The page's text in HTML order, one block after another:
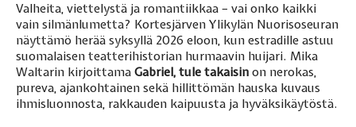
Valheita, viettelystä ja romantiikkaa – vai onko kaikki
vain silmänlumetta? Kortesjärven Ylikylän Nuorisoseuran
näyttämö herää syksyllä 2026 eloon, kun estradille astuu
suomalaisen teatterihistorian hurmaavin huijari. Mika
Waltarin kirjoittama Gabriel, tule takaisin on nerokas,
pureva, ajankohtainen sekä hillittömän hauska kuvaus
ihmisluonnosta, rakkauden kaipuusta ja hyväksikäytöstä.